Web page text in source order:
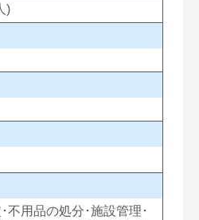
)
不用品の処分･施設管理･